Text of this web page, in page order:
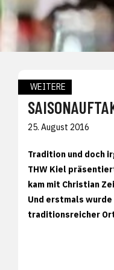
WEITERE
25. August 2016
Tradition und doch
THW Kiel
kam mit Christian
Und erstmals
traditionsreicher